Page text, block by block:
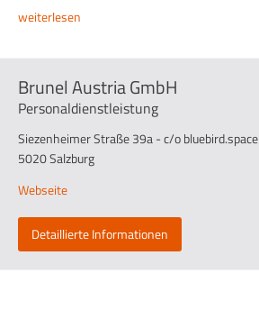
weiterlesen
Brunel Austria GmbH
Personaldienstleistung
Siezenheimer Straße 39a - c/o bluebird.space
5020 Salzburg
Webseite
Detaillierte Informationen